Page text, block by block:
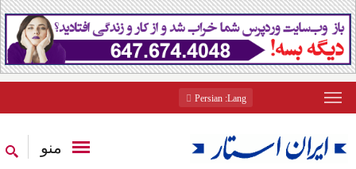
Lang
: Persian
منو